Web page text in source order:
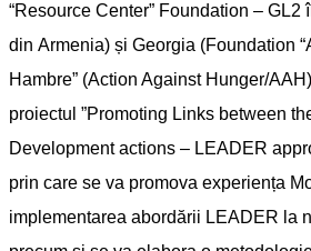
“Resource Center” Foundation – GL2
din Armenia) și Georgia (Foundation
Hambre” (Action Against Hunger/AAH)
proiectul ”Promoting Links between
Development actions – LEADER
prin care se va promova experiența
implementarea abordării LEADER la